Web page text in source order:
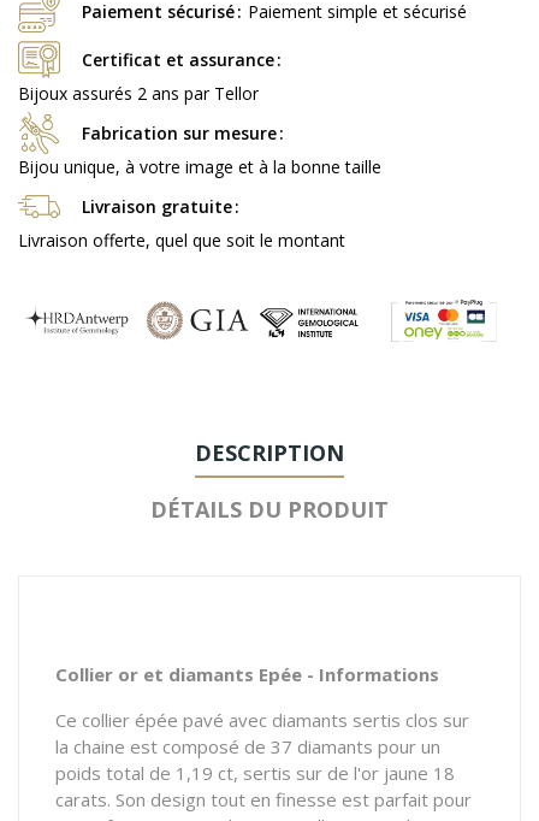
Paiement sécurisé Paiement simple et sécurisé
Certificat et assurance
Bijoux assurés 2 ans par Tellor
Fabrication sur mesure
Bijou unique, à votre image et à la bonne taille
Livraison gratuite
Livraison offerte, quel que soit le montant
DESCRIPTION
DÉTAILS DU PRODUIT
Collier or et diamants Epée - Informations
Ce collier épée pavé avec diamants sertis clos sur
la chaine est composé de 37 diamants pour un
poids total de 1,19 ct, sertis sur de l'or jaune 18
carats. Son design tout en finesse est parfait pour